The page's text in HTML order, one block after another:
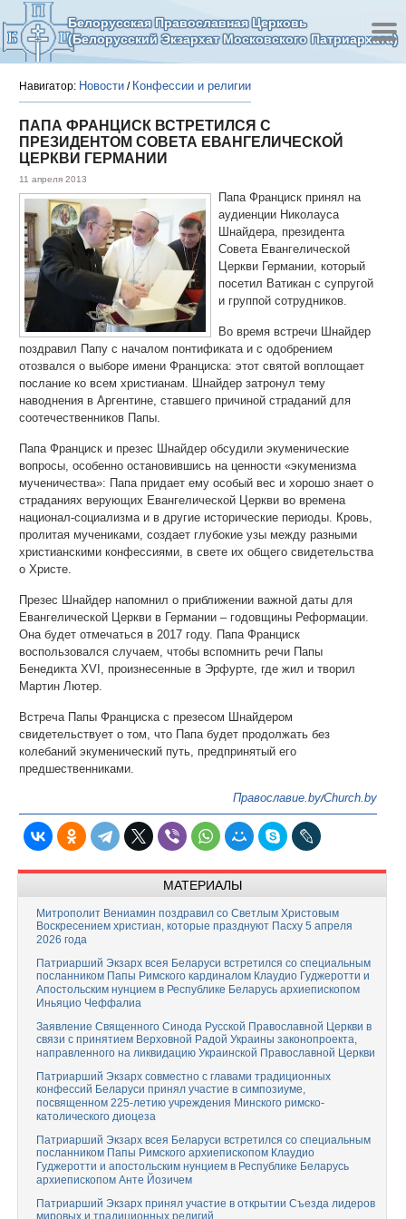
Белорусская Православная Церковь
(Белорусский Экзархат Московского Патриархата)
Навигатор: Новости / Конфессии и религии
ПАПА ФРАНЦИСК ВСТРЕТИЛСЯ С
ПРЕЗИДЕНТОМ СОВЕТА ЕВАНГЕЛИЧЕСКОЙ
ЦЕРКВИ ГЕРМАНИИ
11 апреля 2013
Папа Франциск принял на
аудиенции Николауса
Шнайдера, президента
Совета Евангелической
Церкви Германии, который
посетил Ватикан с супругой
и группой сотрудников.
Во время встречи Шнайдер
поздравил Папу с началом понтификата и с одобрением
отозвался о выборе имени Франциска: этот святой воплощает
послание ко всем христианам. Шнайдер затронул тему
наводнения в Аргентине, ставшего причиной страданий для
соотечественников Папы.
Папа Франциск и презес Шнайдер обсудили экуменические
вопросы, особенно остановившись на ценности «экуменизма
мученичества»: Папа придает ему особый вес и хорошо знает о
страданиях верующих Евангелической Церкви во времена
национал-социализма и в другие исторические периоды. Кровь,
пролитая мучениками, создает глубокие узы между разными
христианскими конфессиями, в свете их общего свидетельства
о Христе.
Презес Шнайдер напомнил о приближении важной даты для
Евангелической Церкви в Германии – годовщины Реформации.
Она будет отмечаться в 2017 году. Папа Франциск
воспользовался случаем, чтобы вспомнить речи Папы
Бенедикта XVI, произнесенные в Эрфурте, где жил и творил
Мартин Лютер.
Встреча Папы Франциска с презесом Шнайдером
свидетельствует о том, что Папа будет продолжать без
колебаний экуменический путь, предпринятый его
предшественниками.
Православие.by/Church.by
МАТЕРИАЛЫ
Митрополит Вениамин поздравил со Светлым Христовым
Воскресением христиан, которые празднуют Пасху 5 апреля
2026 года
Патриарший Экзарх всея Беларуси встретился со специальным
посланником Папы Римского кардиналом Клаудио Гуджеротти и
Апостольским нунцием в Республике Беларусь архиепископом
Иньяцио Чеффалиа
Заявление Священного Синода Русской Православной Церкви в
связи с принятием Верховной Радой Украины законопроекта,
направленного на ликвидацию Украинской Православной Церкви
Патриарший Экзарх совместно с главами традиционных
конфессий Беларуси принял участие в симпозиуме,
посвященном 225-летию учреждения Минского римско-
католического диоцеза
Патриарший Экзарх всея Беларуси встретился со специальным
посланником Папы Римского архиепископом Клаудио
Гуджеротти и апостольским нунцием в Республике Беларусь
архиепископом Анте Йозичем
Патриарший Экзарх принял участие в открытии Съезда лидеров